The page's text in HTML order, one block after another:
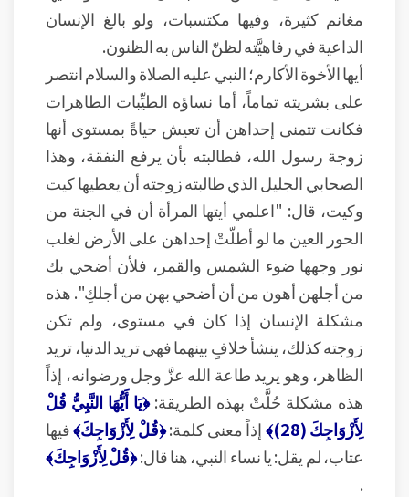
مغانم كثيرة، وفيها مكتسبات، ولو بالغ الإنسان
الداعية في رفاهيَّته لظنّ الناس به الظنون.
أيها الأخوة الأكارم؛ النبي عليه الصلاة والسلام انتصر
على بشريته تماماً، أما نساؤه الطيِّبات الطاهرات
فكانت تتمنى إحداهن أن تعيش حياةً بمستوى أنها
زوجة رسول الله، فطالبته بأن يرفع النفقة، وهذا
الصحابي الجليل الذي طالبته زوجته أن يعطيها كيت
وكيت، قال: "اعلمي أيتها المرأة أن في الجنة من
الحور العين ما لو أطلّتْ إحداهن على الأرض لغلب
نور وجهها ضوء الشمس والقمر، فلأن أضحي بك
من أجلهن أهون من أن أضحي بهن من أجلكِ". هذه
مشكلة الإنسان إذا كان في مستوى، ولم تكن
زوجته كذلك، ينشأ خلافٍ بينهما فهي تريد الدنيا، تريد
الظاهر، وهو يريد طاعة الله عزَّ وجل ورضوانه، إذاً
هذه مشكلة حُلَّتْ بهذه الطريقة:﴿يَا أَيُّهَا النَّبِيُّ قُلْ
لِأَزْوَاجِكَ (28)﴾
إذاً معنى كلمة:﴿قُلْ لِأَزْوَاجِكَ﴾فيها
عتاب، لم يقل: يا نساء النبي، هنا قال:﴿قُلْ لِأَزْوَاجِكَ﴾
.